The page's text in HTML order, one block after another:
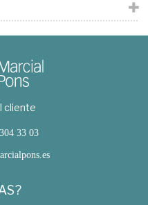
cliente
33 03